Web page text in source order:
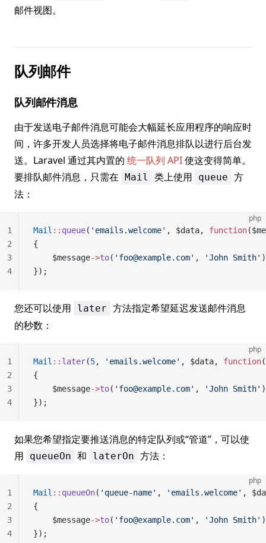
邮件视图。
队列邮件
队列邮件消息
由于发送电子邮件消息可能会大幅延长应用程序的响应时
间，许多开发人员选择将电子邮件消息排队以进行后台发
送。Laravel 通过其内置的 统一队列 API使这变得简单。
要排队邮件消息，只需在 Mail 类上使用 queue 方
法：
php
Mail :: queue( 'emails.welcome' , $data, function
{
	$message
->to( 'foo@example.com' , 'John Smith' )
});
1
2
3
4
您还可以使用 later 方法指定希望延迟发送邮件消息
的秒数：
php
Mail :: later(5, 'emails.welcome' , $data, function
{
	$message
->to( 'foo@example.com' , 'John Smith' )
});
1
2
3
4
如果您希望指定要推送消息的特定队列或“管道”，可以使
用
queueOn 和 laterOn 方法：
php
Mail :: queueOn( 'queue-name' , 'emails.welcome' ,
{
	$message
->to( 'foo@example.com' , 'John Smith' )
});
1
2
3
4